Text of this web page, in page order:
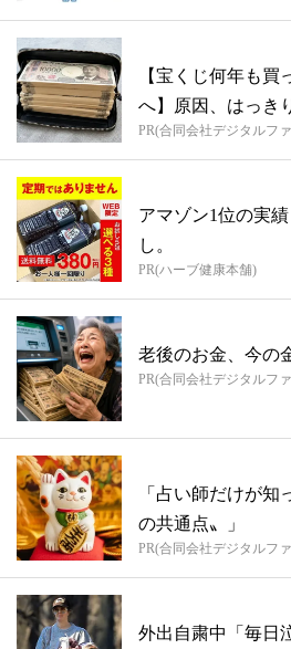
【宝くじ何年も買
へ】原因、はっき
PR(合同会社デジタルフ
アマゾン1位の実
し。
PR(ハーブ健康本舗)
老後のお金、今の
PR(合同会社デジタルフ
「占い師だけが知
の共通点〟」
PR(合同会社デジタルフ
外出自粛中「毎日